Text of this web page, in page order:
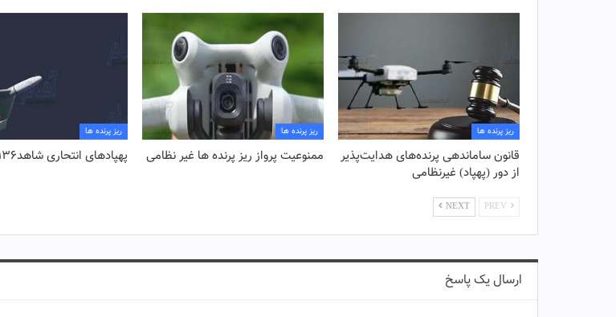
ریز پرنده ها
قانون ساماندهی پرنده‌های هدایت‌پذیر
از دور (پهپاد) غیرنظامی
ریز پرنده ها
ممنوعیت پرواز ریز پرنده ها غیر نظامی
ریز پرنده ها
پهپادهای انتحاری شاهد۱۳۶ -۲ + فیلم
NEXT
ارسال یک پاسخ